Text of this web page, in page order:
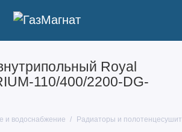
Royal
110/400/2200-DG-
и водоснабжение Радиаторы и